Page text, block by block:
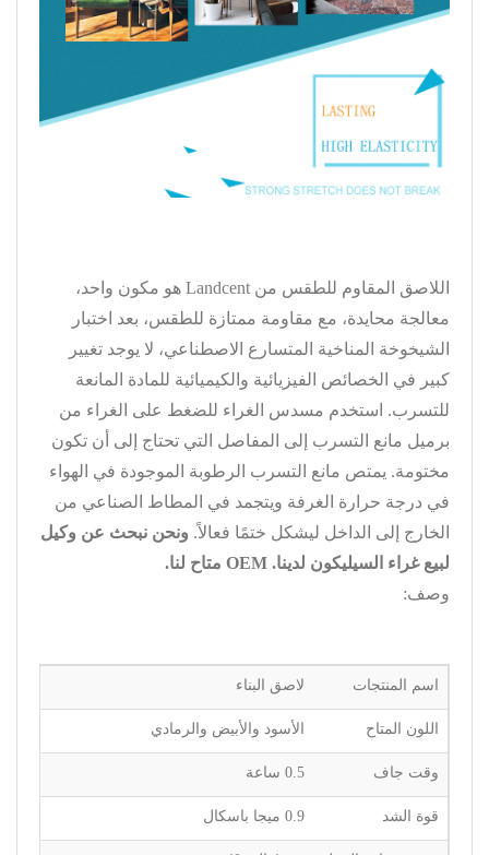
اللاصق المقاوم للطقس من Landcent هو مكون واحد،
معالجة محايدة، مع مقاومة ممتازة للطقس، بعد اختبار
الشيخوخة المناخية المتسارع الاصطناعي، لا يوجد تغيير
كبير في الخصائص الفيزيائية والكيميائية للمادة المانعة
للتسرب. استخدم مسدس الغراء للضغط على الغراء من
برميل مانع التسرب إلى المفاصل التي تحتاج إلى أن تكون
مختومة. يمتص مانع التسرب الرطوبة الموجودة في الهواء
في درجة حرارة الغرفة ويتجمد في المطاط الصناعي من
الخارج إلى الداخل ليشكل ختمًا فعالاً. ونحن نبحث عن وكيل
لبيع غراء السيليكون لدينا. OEM متاح لنا.
وصف:
اسم المنتجات لاصق البناء
اللون المتاح الأسود والأبيض والرمادي
وقت جاف 0.5 ساعة
قوة الشد 0.9 ميجا باسكال